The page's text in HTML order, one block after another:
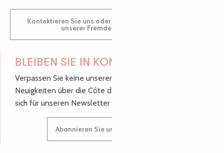
Kontaktieren Sie uns oder besuchen Sie uns in einem
unserer Fremdenverkehrsbüros.
BLEIBEN SIE IN KONTAKT!
Verpassen Sie keine unserer guten Tipps und
Neuigkeiten über die Côte de Granit Rose, melden Sie
sich für unseren Newsletter an.
Abonnieren Sie unseren Newsletter